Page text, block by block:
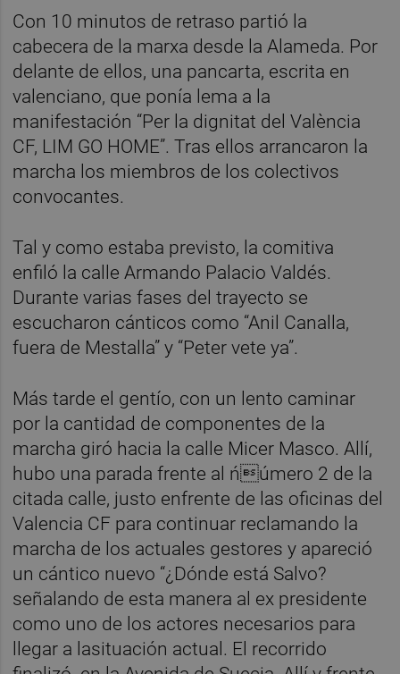
Con 10 minutos de retraso partió la
cabecera de la marxa desde la Alameda. Por
delante de ellos, una pancarta, escrita en
valenciano, que ponía lema a la
manifestación “Per la dignitat del València
CF, LIM GO HOME”. Tras ellos arrancaron la
marcha los miembros de los colectivos
convocantes.
Tal y como estaba previsto, la comitiva
enfiló la calle Armando Palacio Valdés.
Durante varias fases del trayecto se
escucharon cánticos como “Anil Canalla,
fuera de Mestalla” y “Peter vete ya”.
Más tarde el gentío, con un lento caminar
por la cantidad de componentes de la
marcha giró hacia la calle Micer Masco. Allí,
hubo una parada frente al ńúmero 2 de la
citada calle, justo enfrente de las oficinas del
Valencia CF para continuar reclamando la
marcha de los actuales gestores y apareció
un cántico nuevo “¿Dónde está Salvo?
señalando de esta manera al ex presidente
como uno de los actores necesarios para
llegar a lasituación actual. El recorrido